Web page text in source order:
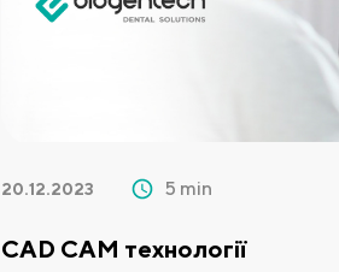
20.12.2023 5 min
CAD CAM технології